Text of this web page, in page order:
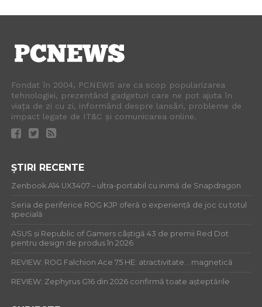
Fondat în 2004, PCNEWS are ca scop popularizarea
tehnologiei, prezentând gadgeturi care ne pot ajuta în
viața de zi cu zi, informând despre lansări, probleme de
impact legate de IT&C și comunicarea online.
ȘTIRI RECENTE
Zenbook A14 UX3407 – ultra-portabil cu inimă de Snapdragon
Seria de periferice ROG KJP oferă o experiență de joc cu totul
specială
ASUS și Republic of Gamers câștigă 43 de premii Red Dot
pentru design de produs în 2026
REVIEW: ROG Falchion Ace 75 HE: atractivitate… magnetică
REVIEW: Zephyrus G16 din 2026 confirmă toate așteptările